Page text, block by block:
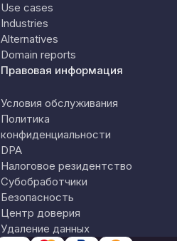
Use cases
Industries
Alternatives
Domain reports
Правовая информация
Условия обслуживания
Политика
конфиденциальности
DPA
Налоговое резидентство
Субобработчики
Безопасность
Центр доверия
Удаление данных